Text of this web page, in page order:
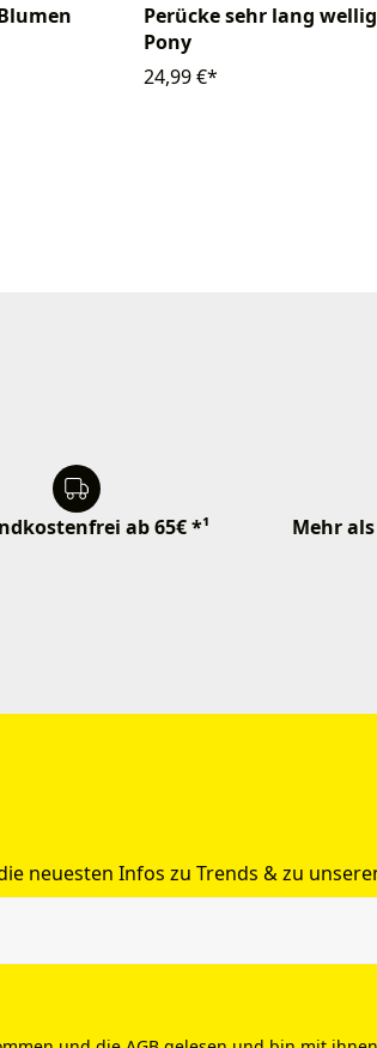
Perücke sehr lang
Pony
24,99 €*
ab 65€ *¹ Mehr
neuesten Infos zu Trends & zu